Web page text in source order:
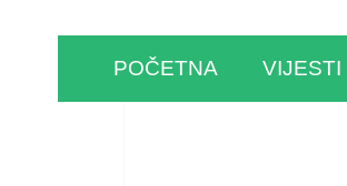
POČETNA VIJESTI